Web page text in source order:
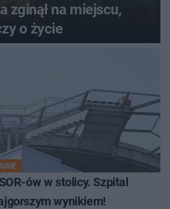
zginął na miejscu,
o życie
ów w stolicy. Szpital
wynikiem!